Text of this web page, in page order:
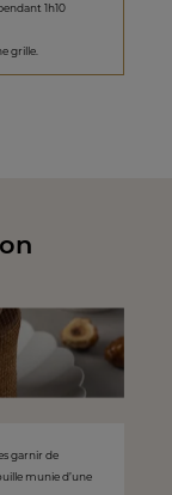
1h10
grille.
garnir de
munie d’une